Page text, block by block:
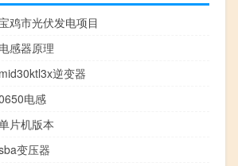
鸡市光伏发电项目
电感器原理
mid30ktl3x逆变器
电感
片机版本
变压器